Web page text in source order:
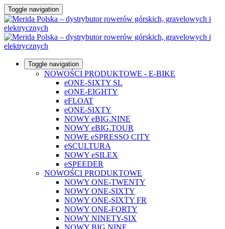
Toggle navigation
Toggle navigation
NOWOŚCI PRODUKTOWE - E-BIKE
eONE-SIXTY SL
eONE-EIGHTY
eFLOAT
eONE-SIXTY
NOWY eBIG.NINE
NOWY eBIG.TOUR
NOWE eSPRESSO CITY
eSCULTURA
NOWY eSILEX
eSPEEDER
NOWOŚCI PRODUKTOWE
NOWY ONE-TWENTY
NOWY ONE-SIXTY
NOWY ONE-SIXTY FR
NOWY ONE-FORTY
NOWY NINETY-SIX
NOWY BIG.NINE